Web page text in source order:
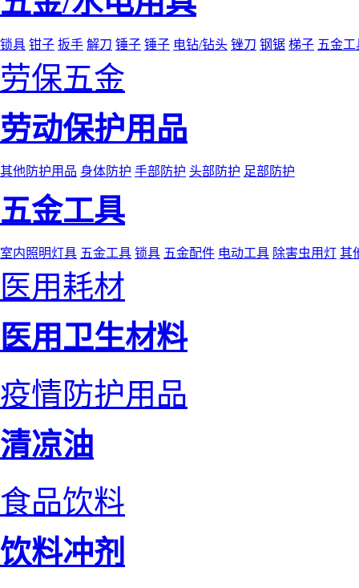
锁具 钳子 扳手 解刀 锤子 锤子 电钻/钻头 锉刀 钢锯 梯子 五金
劳保五金
劳动保护用品
其他防护用品 身体防护 手部防护 头部防护 足部防护
五金工具
室内照明灯具 五金工具 锁具 五金配件 电动工具 除害虫用灯 其
医用耗材
医用卫生材料
疫情防护用品
清凉油
食品饮料
饮料冲剂